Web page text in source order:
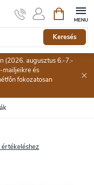
Keresés
(2026. augusztus 6.-7.-
mailjeikre és
fokozatosan
értékeléshez